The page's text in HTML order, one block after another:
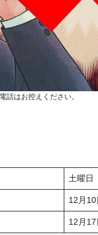
電話はお控えください。
土曜日
12月10
12月17